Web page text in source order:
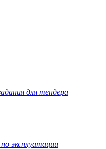
для тендера
эксплуатации